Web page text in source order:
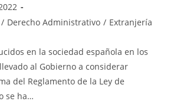
/ Derecho Administrativo / Extranjería
en la sociedad española en los
al Gobierno a considerar
del Reglamento de la Ley de
se ha…